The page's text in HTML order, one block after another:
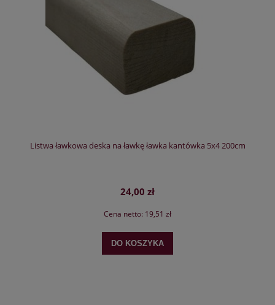
Listwa ławkowa deska na ławkę ławka kantówka 5x4 200cm
24,00 zł
Cena netto: 19,51 zł
DO KOSZYKA